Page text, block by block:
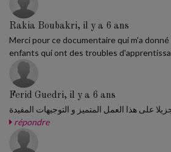
Rakia Boubakri, il y a 6 ans
Merci pour ce documentaire qui m'a
enfants qui ont des troubles
Ferid Guedri, il y a 6 ans
على هذا العمل المتميز و التوجيهات المفيدة
répondre